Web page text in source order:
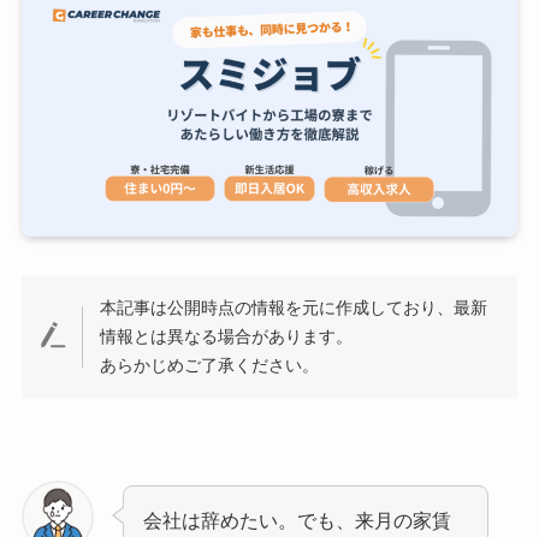
本記事は公開時点の情報を元に作成しており、最新
情報とは異なる場合があります。
あらかじめご了承ください。
会社は辞めたい。でも、来月の家賃